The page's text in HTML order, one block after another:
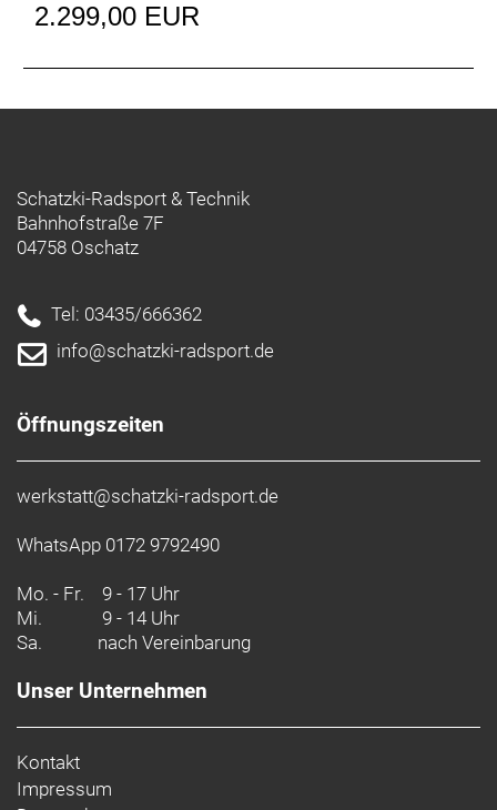
2.299,00 EUR
Schatzki-Radsport & Technik
Bahnhofstraße 7F
04758 Oschatz
Tel: 03435/666362
info@schatzki-radsport.de
Öffnungszeiten
werkstatt@schatzki-radsport.de
WhatsApp 0172 9792490
Mo. - Fr. 9 - 17 Uhr
Mi.
9 - 14 Uhr
Sa.
nach Vereinbarung
Unser Unternehmen
Kontakt
Impressum